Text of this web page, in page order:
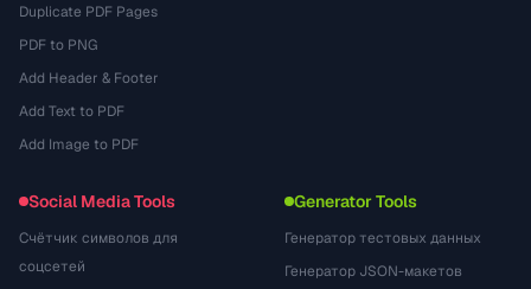
Duplicate PDF Pages
PDF to PNG
Add Header & Footer
Add Text to PDF
Add Image to PDF
Social Media Tools
Счётчик символов для
соцсетей
Generator Tools
Генератор тестовых данных
Генератор JSON-макетов